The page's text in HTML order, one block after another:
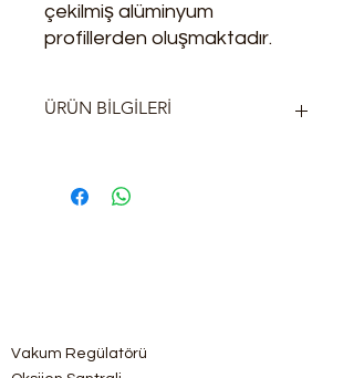
çekilmiş alüminyum
profillerden oluşmaktadır.
ÜRÜN BİLGİLERİ
paslanmaz
Vakum Regülatörü